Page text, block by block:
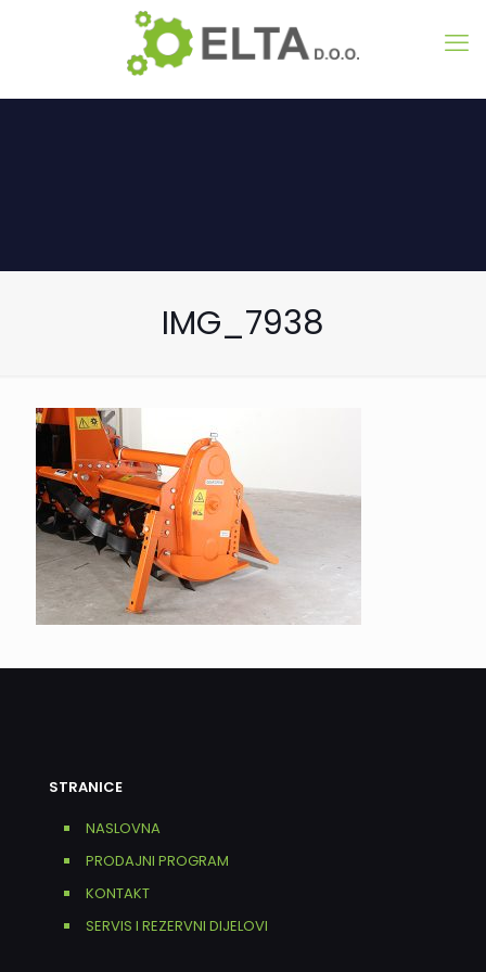
IMG_7938
STRANICE
NASLOVNA
PRODAJNI PROGRAM
KONTAKT
SERVIS I REZERVNI DIJELOVI